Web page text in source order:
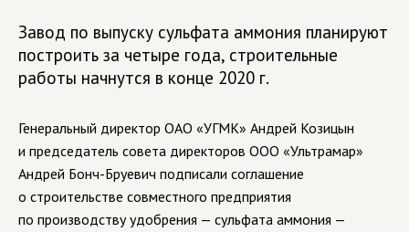
Завод по выпуску сульфата аммония планируют
построить за четыре года, строительные
работы начнутся в конце 2020 г.
Генеральный директор ОАО «УГМК» Андрей Козицын
и председатель совета директоров ООО «Ультрамар»
Андрей Бонч-Бруевич подписали соглашение
о строительстве совместного предприятия
по производству удобрения — сульфата аммония —